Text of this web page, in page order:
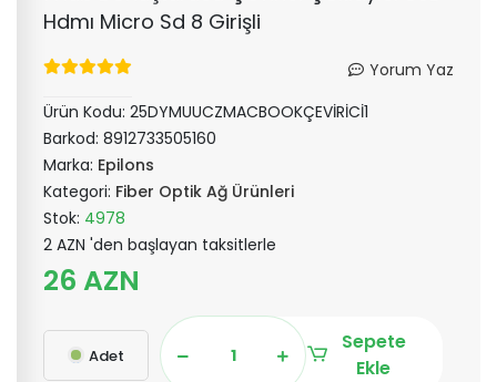
Hdmı Micro Sd 8 Girişli
Yorum Yaz
Ürün Kodu: 25DYMUUCZMACBOOKÇEVİRİCİ1
Barkod: 8912733505160
Marka: Epilons
Kategori: Fiber Optik Ağ Ürünleri
Stok: 4978
2 AZN 'den başlayan taksitlerle
26 AZN
Adet
Sepete
Ekle